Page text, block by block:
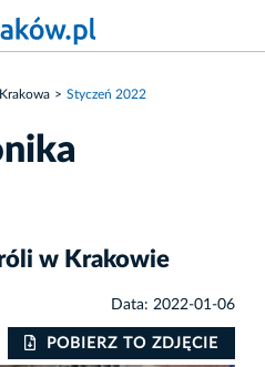
Styczeń 2022
w Krakowie
Data: 2022-01-06
POBIERZ TO ZDJĘCIE